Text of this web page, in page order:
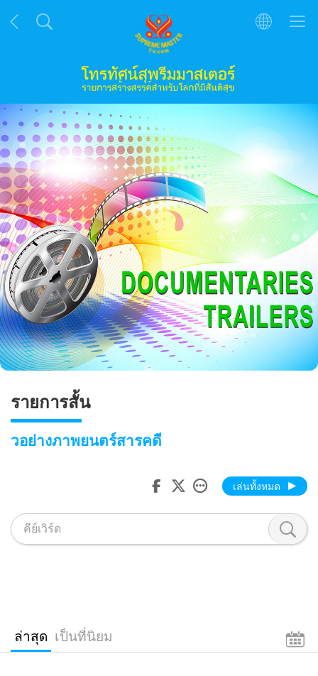
รายการสั้น
วอย่างภาพยนตร์สารคดี
เล่นทั้งหมด
ล่าสุด เป็นที่นิยม